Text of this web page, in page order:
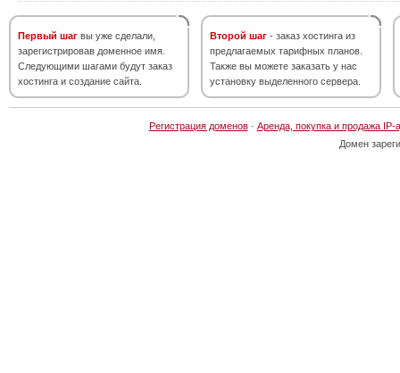
Первый шаг вы уже сделали,
зарегистрировав доменное имя.
Следующими шагами будут заказ
хостинга и создание сайта.
Второй шаг - заказ хостинга из
предлагаемых тарифных планов.
Также вы можете заказать у нас
установку выделенного сервера.
Регистрация доменов· Аренда, покупка и продажа IP-
Домен